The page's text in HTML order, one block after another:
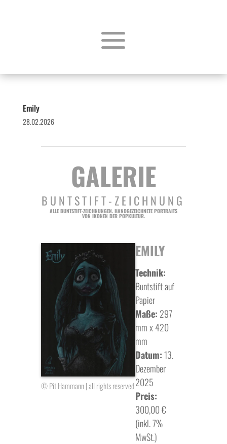
Emily
28.02.2026
GALERIE
BUNTSTIFT-ZEICHNUNG
ALLE BUNTSTIFT-ZEICHNUNGEN. HANDGEZEICHNETE PORTRAITS
VON IKONEN DER POPKULTUR.
© Pit Hammann | all rights reserved
EMILY
Technik:
Buntstift auf
Papier
Maße: 297
mm x 420
mm
Datum:13.
Dezember
2025
Preis:
300,00 €
(inkl. 7%
MwSt.)